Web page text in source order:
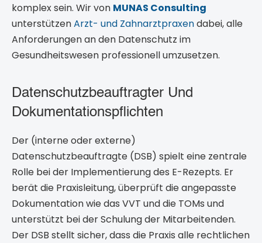
komplex sein. Wir von MUNAS Consulting
unterstützenArzt- und Zahnarztpraxendabei, alle
Anforderungen an den Datenschutz im
Gesundheitswesen professionell umzusetzen.
Datenschutzbeauftragter Und
Dokumentationspflichten
Der (interne oder externe)
Datenschutzbeauftragte (DSB) spielt eine zentrale
Rolle bei der Implementierung des E-Rezepts. Er
berät die Praxisleitung, überprüft die angepasste
Dokumentation wie das VVT und die TOMs und
unterstützt bei der Schulung der Mitarbeitenden.
Der DSB stellt sicher, dass die Praxis alle rechtlichen